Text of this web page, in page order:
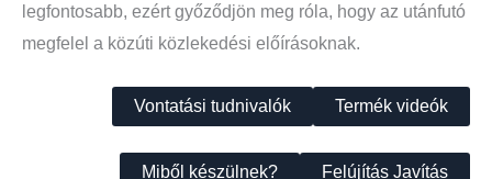
legfontosabb, ezért győződjön meg róla, hogy az utánfutó
megfelel a közúti közlekedési előírásoknak.
Vontatási tudnivalók Termék videók
Miből készülnek? Felújítás Javítás